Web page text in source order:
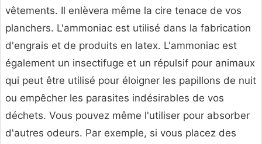
vêtements. Il enlèvera même la cire tenace de vos
planchers. L'ammoniac est utilisé dans la fabrication
d'engrais et de produits en latex. L'ammoniac est
également un insectifuge et un répulsif pour animaux
qui peut être utilisé pour éloigner les papillons de nuit
ou empêcher les parasites indésirables de vos
déchets. Vous pouvez même l'utiliser pour absorber
d'autres odeurs. Par exemple, si vous placez des